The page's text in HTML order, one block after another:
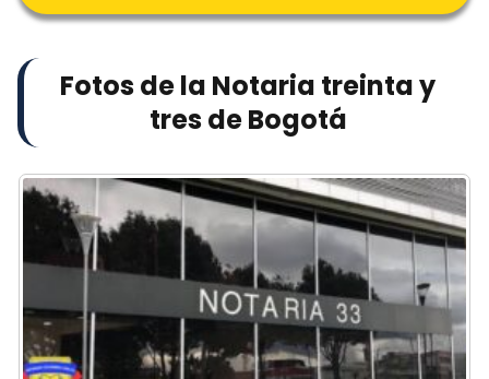
Fotos de la Notaria treinta y
tres de Bogotá